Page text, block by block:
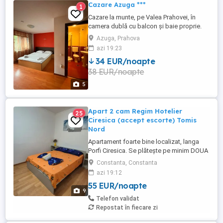
5
1 Cazare Azuga ***
Cazare la munte, pe Valea Prahovei, în
camera dublă cu balcon și baie proprie.
Acceptăm plata cu vouchere de vacanță!
Vila La Gabi Azuga
Azuga, Prahova
azi 19:23
34 EUR/noapte
38 EUR/noapte
9
25
Apart 2 cam Regim Hotelier
Ciresica (accept escorte) Tomis
Nord
Apartament foarte bine localizat, langa
Porfi Ciresica. Se plătește pe minim DOUA
zile. -> 2 camere cu 2 paturi: unul
sufragerie unul dormitor -> 2 seturi
cearceafuri + prosoape curate mari -> 2
televizoare -> cuptor micorunde , aragaz,
fierbator de apa -> Aer Conditionat ->
masina de spalat
Constanta, Constanta
azi 19:12
55 EUR/noapte
Telefon validat
Repostat în fiecare zi